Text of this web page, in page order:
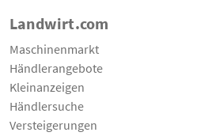
Landwirt.com
Maschinenmarkt
Händlerangebote
Kleinanzeigen
Händlersuche
Versteigerungen